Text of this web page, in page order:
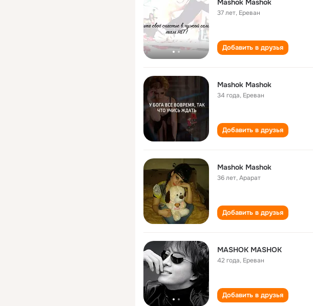
Mashok Mashok
37 лет, Ереван
Добавить в друзья
Mashok Mashok
34 года, Ереван
Добавить в друзья
Mashok Mashok
36 лет,Арарат
Добавить в друзья
MASHOK MASHOK
42 года, Ереван
Добавить в друзья